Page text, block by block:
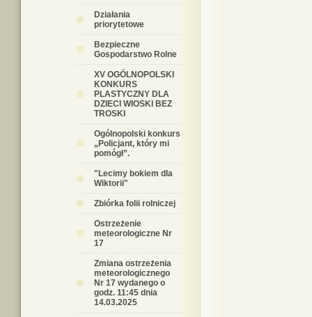
Działania
priorytetowe
Bezpieczne
Gospodarstwo Rolne
XV OGÓLNOPOLSKI
KONKURS
PLASTYCZNY DLA
DZIECI WIOSKI BEZ
TROSKI
Ogólnopolski konkurs
„Policjant, który mi
pomógł”.
"Lecimy bokiem dla
Wiktorii"
Zbiórka folii rolniczej
Ostrzeżenie
meteorologiczne Nr
17
Zmiana ostrzeżenia
meteorologicznego
Nr 17 wydanego o
godz. 11:45 dnia
14.03.2025